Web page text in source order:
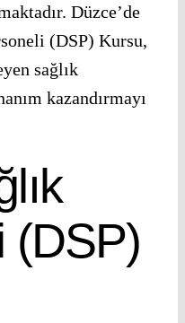
Düzce’de
(DSP) Kursu,
sağlık
kazandırmayı
(DSP)